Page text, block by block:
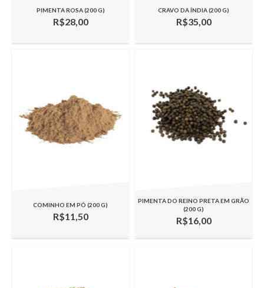
PIMENTA ROSA (200 G)
R$28,00
CRAVO DA ÍNDIA (200 G)
R$35,00
COMINHO EM PÓ (200 G)
R$11,50
PIMENTA DO REINO PRETA EM GRÃO
(200 G)
R$16,00